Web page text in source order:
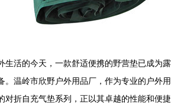
生活的今天，一款舒适便携的野营垫已成为露
。温岭市欣野户外用品厂，作为专业的户外用
对折自充气垫系列，正以其卓越的性能和便捷